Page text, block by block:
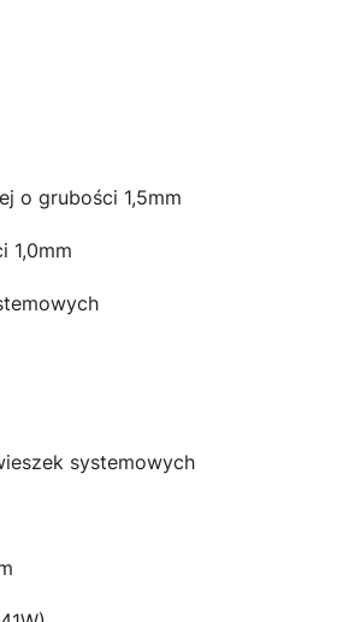
o grubości 1,5mm
1,0mm
systemowych